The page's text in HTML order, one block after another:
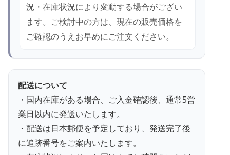
況・在庫状況により変動する場合がござい
ます。ご検討中の方は、現在の販売価格を
ご確認のうえお早めにご注文ください。
配送について
・国内在庫がある場合、ご入金確認後、通常5営
業日以内に発送いたします。
・配送は日本郵便を予定しており、発送完了後
に追跡番号をご案内いたします。